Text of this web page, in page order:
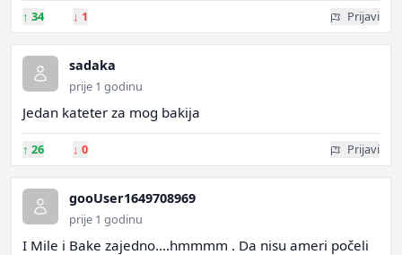
↑ 34 ↓ 1 Prijavi
sadaka
prije 1 godinu
Jedan kateter za mog bakija
↑ 26 ↓ 0 Prijavi
gooUser1649708969
prije 1 godinu
I Mile i Bake zajedno....hmmmm . Da nisu ameri počeli